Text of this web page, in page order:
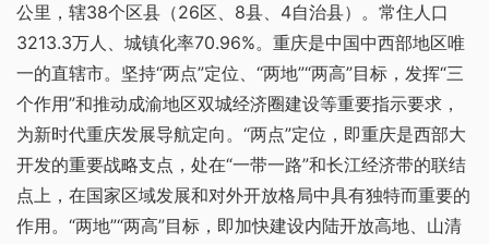
公里，辖38个区县（26区、8县、4自治县）。常住人口
3213.3万人、城镇化率70.96%。重庆是中国中西部地区唯
一的直辖市。坚持“两点”定位、“两地”“两高”目标，发挥“三
个作用”和推动成渝地区双城经济圈建设等重要指示要求，
为新时代重庆发展导航定向。“两点”定位，即重庆是西部大
开发的重要战略支点，处在“一带一路”和长江经济带的联结
点上，在国家区域发展和对外开放格局中具有独特而重要的
作用。“两地”“两高”目标，即加快建设内陆开放高地、山清